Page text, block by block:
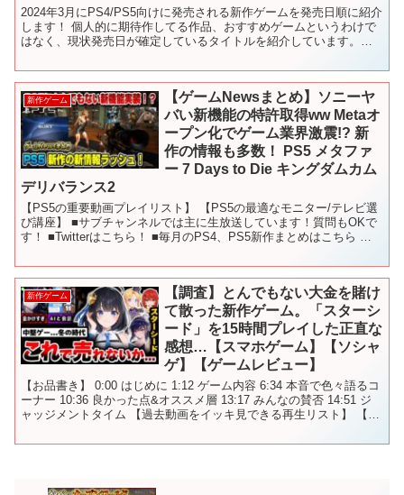
2024年3月にPS4/PS5向けに発売される新作ゲームを発売日順に紹介
します！ 個人的に期待作してる作品、おすすめゲームというわけで
はなく、現状発売日が確定しているタイトルを紹介しています。
新作ゲーム
【ゲームNewsまとめ】ソニーヤ
バい新機能の特許取得ww Metaオ
ープン化でゲーム業界激震!? 新
作の情報も多数！ PS5 メタファ
ー 7 Days to Die キングダムカム
デリバランス2
【PS5の重要動画プレイリスト】 【PS5の最適なモニター/テレビ選
び講座】 ■サブチャンネルでは主に生放送しています！質問もOKで
す！ ■Twitterはこちら！ ■毎月のPS4、PS5新作まとめはこちら 〇
新作ゲーム
【調査】とんでもない大金を賭け
て散った新作ゲーム。「スターシ
ード」を15時間プレイした正直な
感想…【スマホゲーム】【ソシャ
ゲ】【ゲームレビュー】
【お品書き】 0:00 はじめに 1:12 ゲーム内容 6:34 本音で色々語るコ
ーナー 10:36 良かった点&オススメ層 13:17 みんなの賛否 14:51 ジ
ャッジメントタイム 【過去動画をイッキ見できる再生リスト】 【項